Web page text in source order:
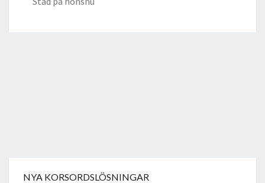
NYA KORSORDSLÖSNINGAR